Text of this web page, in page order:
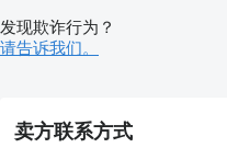
发现欺诈行为？
请告诉我们。
卖方联系方式